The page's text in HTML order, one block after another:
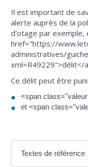
Il est important de
alerte auprès de la
d'otage par exemple,
href="https://
administratives/
xml=R49229">délit</
Ce délit peut être
<span
et <span
Textes de référence